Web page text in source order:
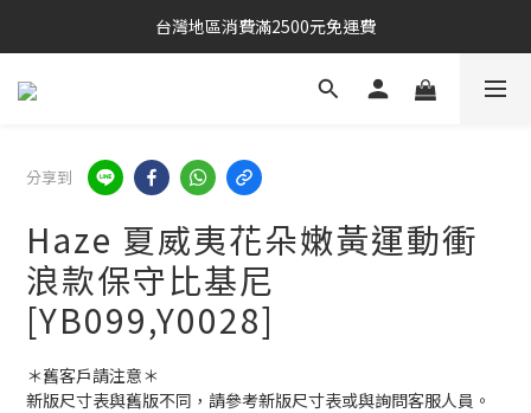
台灣地區消費滿2500元免運費
分享到
Haze 夏威夷花朵嫩黃運動衝
浪款保守比基尼
[YB099,Y0028]
＊舊客戶請注意＊
新版尺寸表與舊版不同，請參考新版尺寸表或與詢問客服人員。